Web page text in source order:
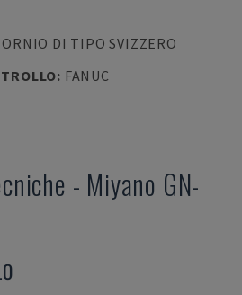
DI TIPO SVIZZERO
: FANUC
- Miyano GN-